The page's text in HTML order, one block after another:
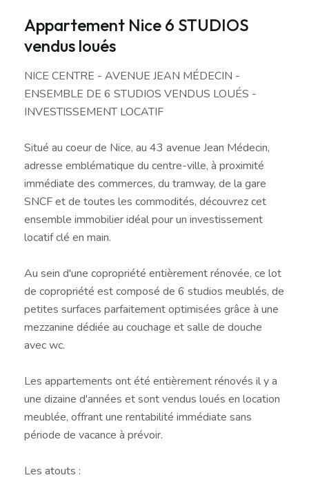
Appartement Nice 6 STUDIOS
vendus loués
NICE CENTRE - AVENUE JEAN MÉDECIN -
ENSEMBLE DE 6 STUDIOS VENDUS LOUÉS -
INVESTISSEMENT LOCATIF
Situé au coeur de Nice, au 43 avenue Jean Médecin,
adresse emblématique du centre-ville, à proximité
immédiate des commerces, du tramway, de la gare
SNCF et de toutes les commodités, découvrez cet
ensemble immobilier idéal pour un investissement
locatif clé en main.
Au sein d'une copropriété entièrement rénovée, ce lot
de copropriété est composé de 6 studios meublés, de
petites surfaces parfaitement optimisées grâce à une
mezzanine dédiée au couchage et salle de douche
avec wc.
Les appartements ont été entièrement rénovés il y a
une dizaine d'années et sont vendus loués en location
meublée, offrant une rentabilité immédiate sans
période de vacance à prévoir.
Les atouts :